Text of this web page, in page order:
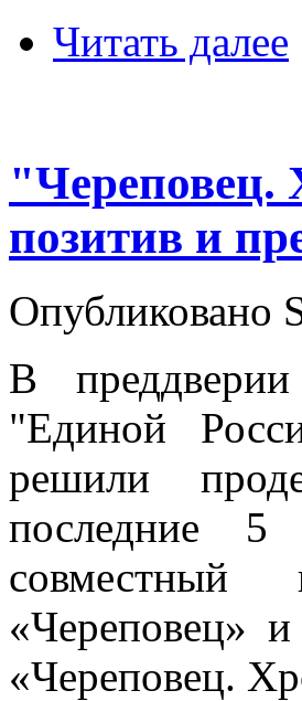
Читать далее
"Череповец.
позитив и
Опубликовано
В
"Единой
решили
последние 5
совместный
«Череповец»
«Череповец.